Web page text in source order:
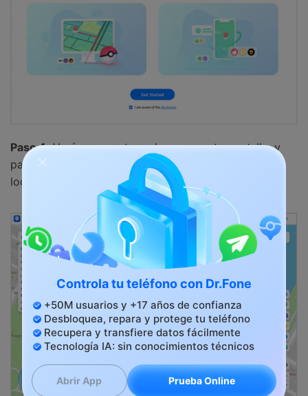
Paso 4: Verás una ventana de mapa en tu pantalla, y
para ubicar tu ubicación, haz clic en "centrar" para
localizar tu ubicación actual.
Controla tu teléfono con Dr.Fone
+50M usuarios y +17 años de confianza
Desbloquea, repara y protege tu teléfono
Recupera y transfiere datos fácilmente
Tecnología IA: sin conocimientos técnicos
Abrir App Prueba Online